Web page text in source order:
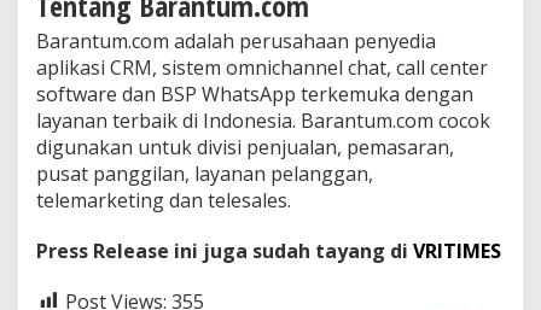
Barantum.com adalah perusahaan penyedia
aplikasi CRM, sistem omnichannel chat, call center
software dan BSP WhatsApp terkemuka dengan
layanan terbaik di Indonesia. Barantum.com cocok
digunakan untuk divisi penjualan, pemasaran,
pusat panggilan, layanan pelanggan,
telemarketing dan telesales.
Press Release ini juga sudah tayang di VRITIMES
Post Views: 355